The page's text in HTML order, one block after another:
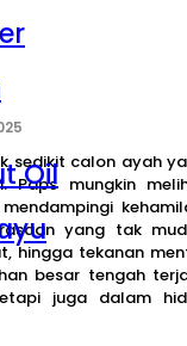
Oil
sedikit calon ayah
Paps mungkin
yang tak
hingga tekanan
besar tengah
juga dalam